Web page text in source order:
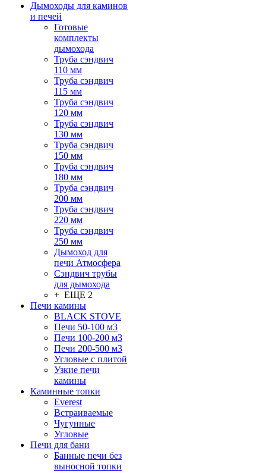
Дымоходы для каминов
и печей
Готовые
комплекты
дымохода
Труба сэндвич
110 мм
Труба сэндвич
115 мм
Труба сэндвич
120 мм
Труба сэндвич
130 мм
Труба сэндвич
150 мм
Труба сэндвич
180 мм
Труба сэндвич
200 мм
Труба сэндвич
220 мм
Труба сэндвич
250 мм
Дымоход для
печи Атмосфера
Сэндвич трубы
для дымохода
+ ЕЩЕ 2
Печи камины
BLACK STOVE
Печи 50-100 м3
Печи 100-200 м3
Печи 200-500 м3
Угловые с плитой
Узкие печи
камины
Каминные топки
Everest
Встраиваемые
Чугунные
Угловые
Печи для бани
Банные печи без
выносной топки